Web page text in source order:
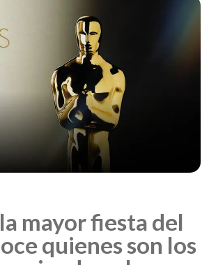
mayor fiesta del
quienes son los